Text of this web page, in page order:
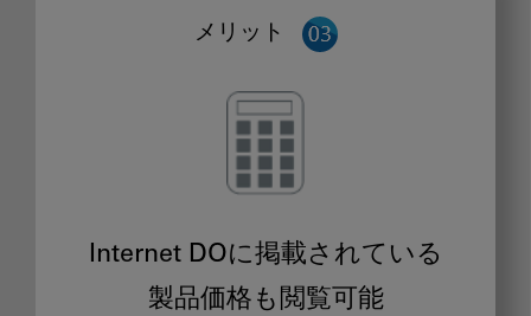
メリット
Internet DOに掲載されている
製品価格も閲覧可能